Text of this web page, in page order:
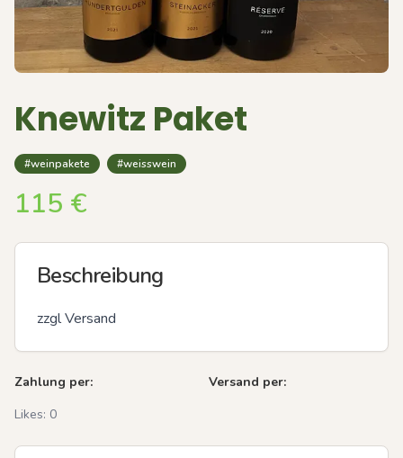
Knewitz Paket
#weinpakete #weisswein
115 €
Beschreibung
zzgl Versand
Zahlung per:
Versand per:
Likes: 0